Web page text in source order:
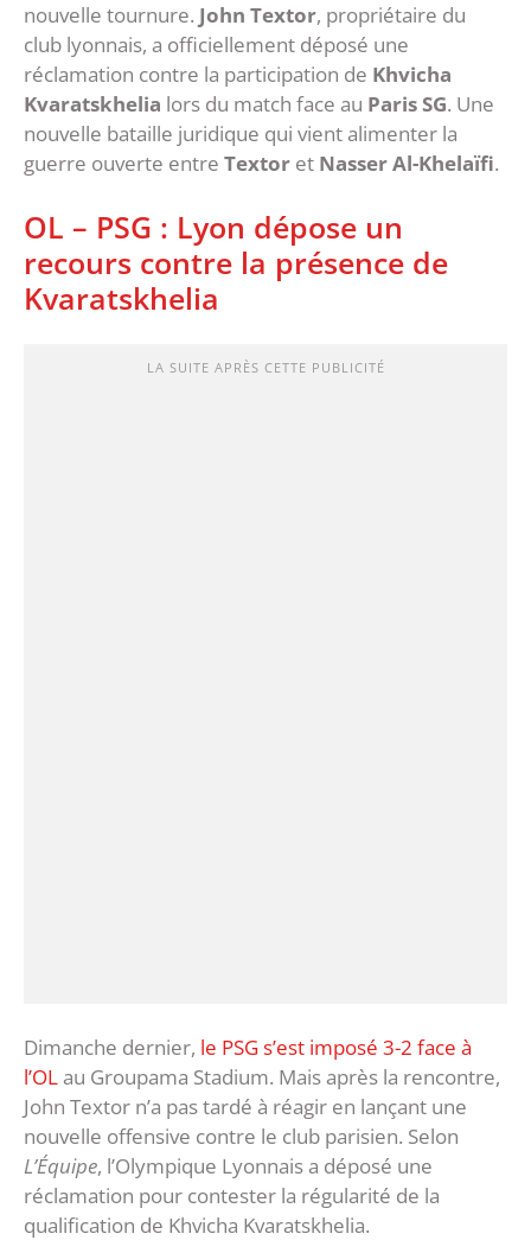
nouvelle tournure. John Textor, propriétaire du
club lyonnais, a officiellement déposé une
réclamation contre la participation de Khvicha
Kvaratskhelia lors du match face au Paris SG. Une
nouvelle bataille juridique qui vient alimenter la
guerre ouverte entre Textor et Nasser Al-Khelaïfi.
OL – PSG : Lyon dépose un
recours contre la présence de
Kvaratskhelia
LA SUITE APRÈS CETTE PUBLICITÉ
Dimanche dernier, le PSG s’est imposé 3-2 face à
l’OLau Groupama Stadium. Mais après la rencontre,
John Textor n’a pas tardé à réagir en lançant une
nouvelle offensive contre le club parisien. Selon
L’Équipe, l’Olympique Lyonnais a déposé une
réclamation pour contester la régularité de la
qualification de Khvicha Kvaratskhelia.